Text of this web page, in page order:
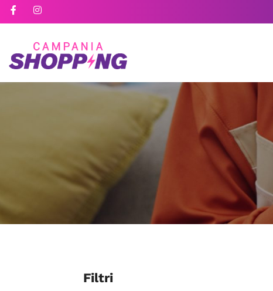
Filtri